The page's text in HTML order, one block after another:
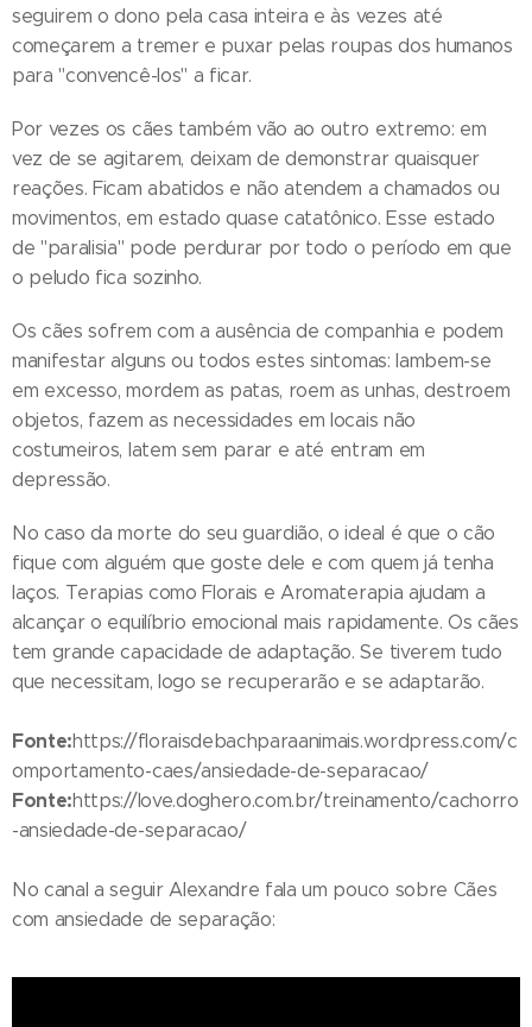
seguirem o dono pela casa inteira e às vezes até
começarem a tremer e puxar pelas roupas dos humanos
para "convencê-los" a ficar.
Por vezes os cães também vão ao outro extremo: em
vez de se agitarem, deixam de demonstrar quaisquer
reações. Ficam abatidos e não atendem a chamados ou
movimentos, em estado quase catatônico. Esse estado
de "paralisia" pode perdurar por todo o período em que
o peludo fica sozinho.
Os cães sofrem com a ausência de companhia e podem
manifestar alguns ou todos estes sintomas: lambem-se
em excesso, mordem as patas, roem as unhas, destroem
objetos, fazem as necessidades em locais não
costumeiros, latem sem parar e até entram em
depressão.
No caso da morte do seu guardião, o ideal é que o cão
fique com alguém que goste dele e com quem já tenha
laços. Terapias como Florais e Aromaterapia ajudam a
alcançar o equilíbrio emocional mais rapidamente. Os cães
tem grande capacidade de adaptação. Se tiverem tudo
que necessitam, logo se recuperarão e se adaptarão.
Fonte:https://floraisdebachparaanimais.wordpress.com/c
omportamento-caes/ansiedade-de-separacao/
Fonte:https://love.doghero.com.br/treinamento/cachorro
-ansiedade-de-separacao/
No canal a seguir Alexandre fala um pouco sobre Cães
com ansiedade de separação: